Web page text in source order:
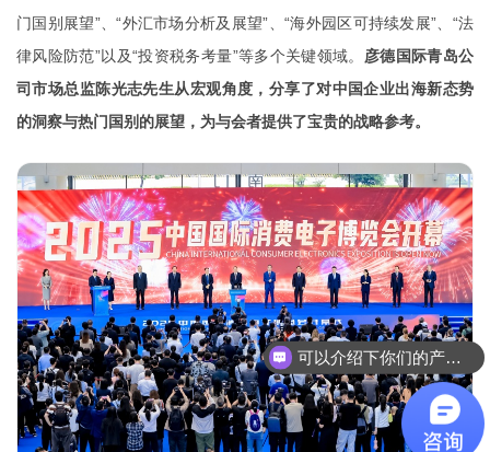
门国别展望”、“外汇市场分析及展望”、“海外园区可持续发展”、“法
律风险防范”以及“投资税务考量”等多个关键领域。 彦德国际青岛公
司市场总监陈光志先生从宏观角度，分享了对中国企业出海新态势
的洞察与热门国别的展望，为与会者提供了宝贵的战略参考。
可以介绍下你们的产品么